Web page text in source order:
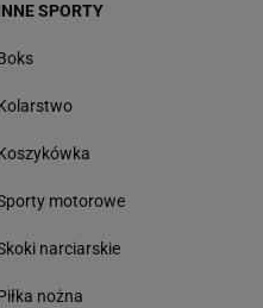
SPORTY
motorowe
narciarskie
nożna